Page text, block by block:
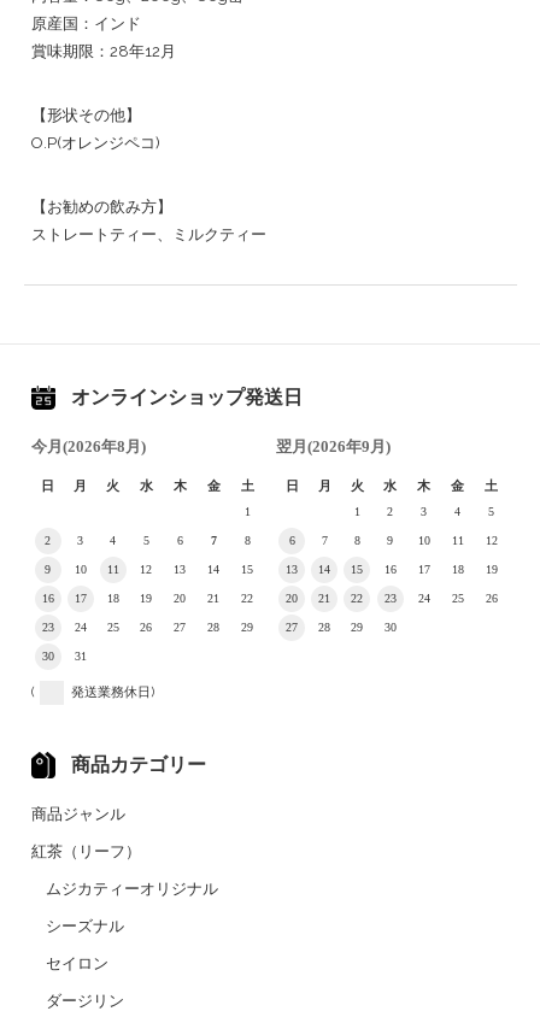
原産国：インド
賞味期限：28年12月
【形状その他】
O.P(オレンジペコ)
【お勧めの飲み方】
ストレートティー、ミルクティー
オンラインショップ発送日
今月(2026年8月)
日 月 火 水 木 金 土
1
2 3 4 5 6 7 8
9 10 11 12 13 14 15
16 17 18 19 20 21 22
23 24 25 26 27 28 29
30 31
翌月(2026年9月)
日 月 火 水 木 金 土
1 2 3 4 5
6 7 8 9 10 11 12
13 14 15 16 17 18 19
20 21 22 23 24 25 26
27 28 29 30
( 発送業務休日)
商品カテゴリー
商品ジャンル
紅茶（リーフ）
ムジカティーオリジナル
シーズナル
セイロン
ダージリン